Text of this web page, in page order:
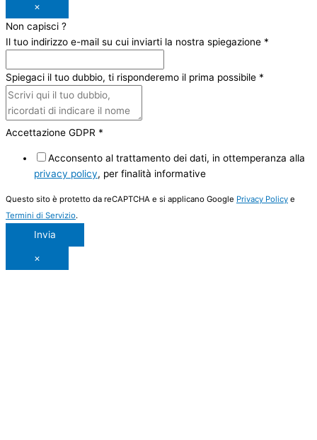
×
Non capisci ?
Il tuo indirizzo e-mail su cui inviarti la nostra spiegazione *
Spiegaci il tuo dubbio, ti risponderemo il prima possibile *
Accettazione GDPR *
Acconsento al trattamento dei dati, in ottemperanza alla
privacy policy, per finalità informative
Questo sito è protetto da reCAPTCHA e si applicano Google Privacy Policy e
Termini di Servizio.
Invia
×